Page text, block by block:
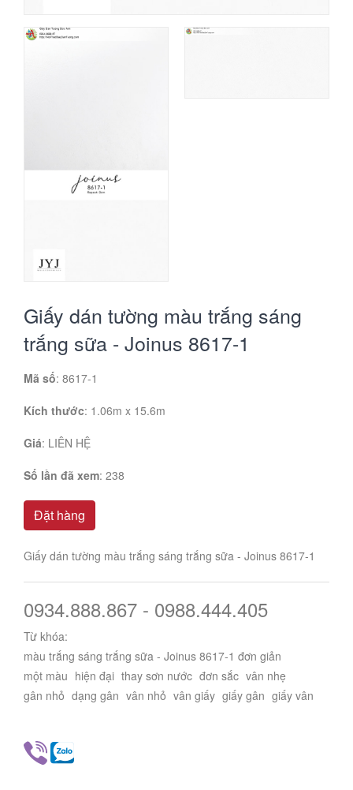
Giấy dán tường màu trắng sáng
trắng sữa - Joinus 8617-1
Mã số: 8617-1
Kích thước: 1.06m x 15.6m
Giá: LIÊN HỆ
Số lần đã xem: 238
Đặt hàng
Giấy dán tường màu trắng sáng trắng sữa - Joinus 8617-1
0934.888.867 - 0988.444.405
Từ khóa:
màu trắng sáng trắng sữa - Joinus 8617-1 đơn giản
một màu hiện đại thay sơn nước đơn sắc vân nhẹ
gân nhỏ dạng gân vân nhỏ vân giấy giấy gân giấy vân